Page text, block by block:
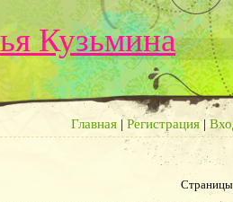
Кузьмина
Главная | Регистрация|
Страницы